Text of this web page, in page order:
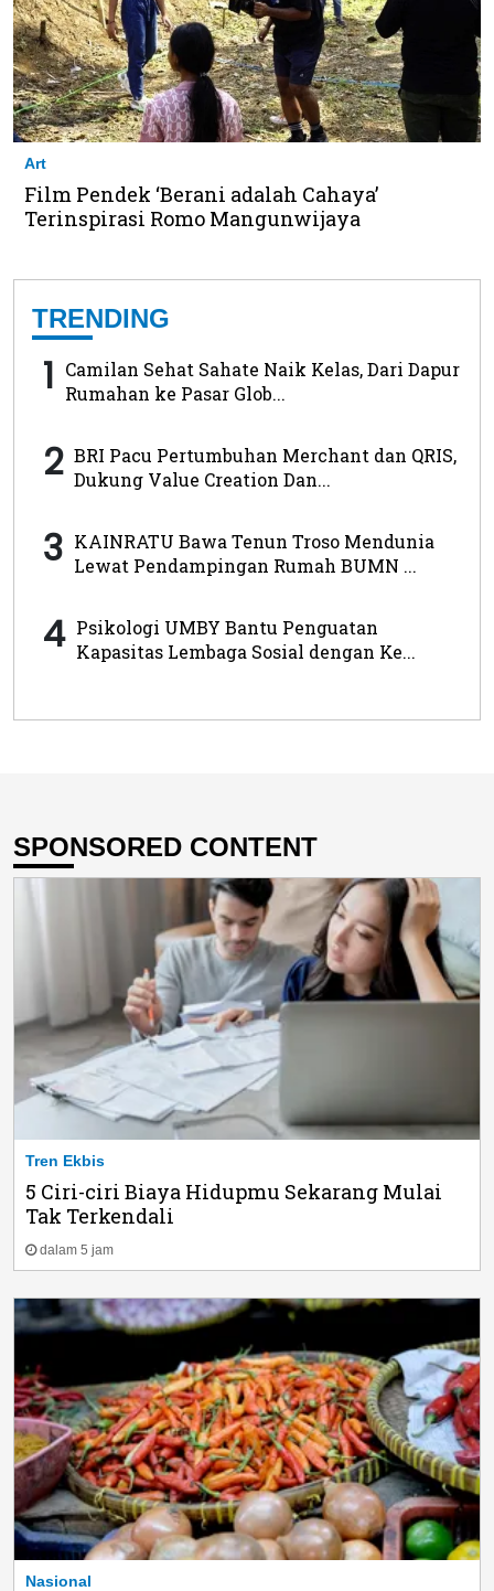
Art
Film Pendek ‘Berani adalah Cahaya’
Terinspirasi Romo Mangunwijaya
TRENDING
1 Camilan Sehat Sahate Naik Kelas, Dari Dapur
Rumahan ke Pasar Glob...
2 BRI Pacu Pertumbuhan Merchant dan QRIS,
Dukung Value Creation Dan...
3 KAINRATU Bawa Tenun Troso Mendunia
Lewat Pendampingan Rumah BUMN ...
4 Psikologi UMBY Bantu Penguatan
Kapasitas Lembaga Sosial dengan Ke...
SPONSORED CONTENT
Tren Ekbis
5 Ciri-ciri Biaya Hidupmu Sekarang Mulai
Tak Terkendali
dalam 5 jam
Nasional